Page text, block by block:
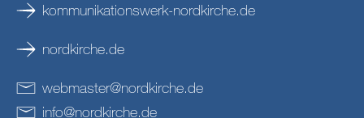
kommunikationswerk-nordkirche.de
nordkirche.de
webmaster@nordkirche.de
info@nordkirche.de